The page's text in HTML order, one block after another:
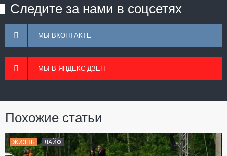
Следите за нами в соцсетях
МЫ ВКОНТАКТЕ
МЫ В ЯНДЕКС ДЗЕН
Похожие статьи
ЖИЗНЬ ЛАЙФ